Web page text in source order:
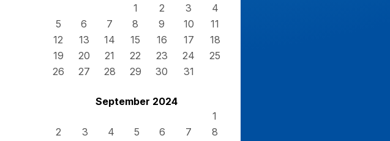
1
2 3
4
5
6 7 8 9 10
11
12
13 14 15 16 17
18
19
20 21 22 23 24
25
26
27 28 29 30 31
September 2024
1
2
3 4 5 6 7
8